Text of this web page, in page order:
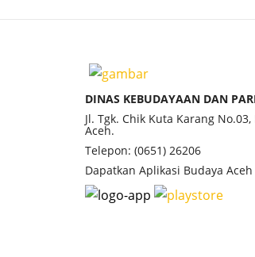
DINAS KEBUDAYAAN DAN
Jl. Tgk. Chik Kuta Karang
Aceh.
Telepon: (0651) 26206
Dapatkan Aplikasi Budaya Aceh